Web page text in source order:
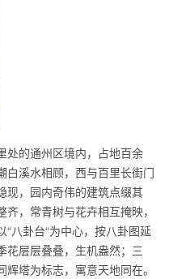
处的通州区境内，占地百余
白溪水相顾，西与百里长街门
现，园内奇伟的建筑点缀其
，常青树与花卉相互掩映，
八卦台“为中心，按八卦图延
花层层叠叠，生机盎然；三
塔为标志，寓意天地同在。